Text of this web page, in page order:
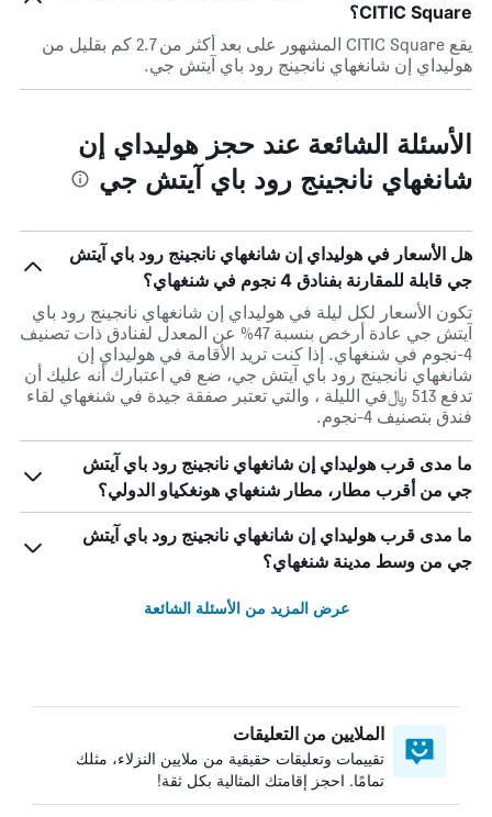
CITIC Square؟
يقع CITIC Square المشهور على بعد أكثر من 2.7 كم بقليل من
هوليداي إن شانغهاي نانجينج رود باي آيتش جي.
الأسئلة الشائعة عند حجز هوليداي إن
شانغهاي نانجينج رود باي آيتش جي
هل الأسعار في هوليداي إن شانغهاي نانجينج رود باي آيتش
جي قابلة للمقارنة بفنادق 4 نجوم في شنغهاي؟
تكون الأسعار لكل ليلة في هوليداي إن شانغهاي نانجينج رود باي
آيتش جي عادة أرخص بنسبة 47% عن المعدل لفنادق ذات تصنيف
4-نجوم في شنغهاي. إذا كنت تريد الأقامة في هوليداي إن
شانغهاي نانجينج رود باي آيتش جي، ضع في اعتبارك أنه عليك أن
تدفع 513 ﷼في الليلة ، والتي تعتبر صفقة جيدة في شنغهاي لقاء
فندق بتصنيف 4-نجوم.
ما مدى قرب هوليداي إن شانغهاي نانجينج رود باي آيتش
جي من أقرب مطار، مطار شنغهاي هونغكياو الدولي؟
ما مدى قرب هوليداي إن شانغهاي نانجينج رود باي آيتش
جي من وسط مدينة شنغهاي؟
عرض المزيد من الأسئلة الشائعة
الملايين من التعليقات
تقييمات وتعليقات حقيقية من ملايين النزلاء، مثلك
تمامًا. احجز إقامتك المثالية بكل ثقة!